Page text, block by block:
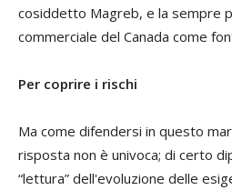
cosiddetto Magreb, e la sempre
commerciale del Canada come
Per coprire i rischi
Ma come difendersi in questo
risposta non è univoca; di certo
“lettura” dell'evoluzione delle